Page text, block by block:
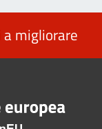
migliorare